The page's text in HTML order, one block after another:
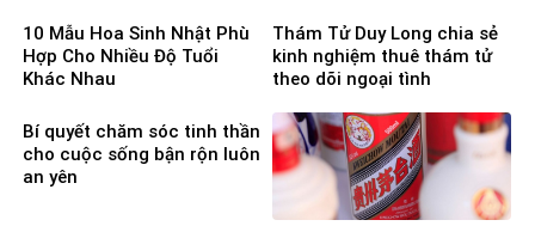
10 Mẫu Hoa Sinh Nhật Phù
Hợp Cho Nhiều Độ Tuổi
Khác Nhau
Thám Tử Duy Long chia sẻ
kinh nghiệm thuê thám tử
theo dõi ngoại tình
Bí quyết chăm sóc tinh thần
cho cuộc sống bận rộn luôn
an yên